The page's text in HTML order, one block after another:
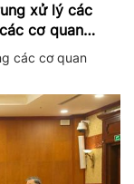
xử lý các
cơ quan
các cơ quan